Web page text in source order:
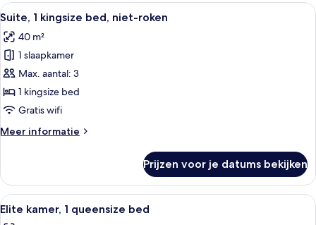
queensize
Alle
foto's
voor
Suite,
1
kingsize
bed,
roken
Een hotelkamer met een bank, een
9
Suite, 1 kingsize bed, niet-roken
40 m²
1 slaapkamer
Max. aantal: 3
1 kingsize bed
Gratis wifi
Meer informatie
Meer
1
kingsize
bed,
Prijzen voor je datums bekijken
Alle
foto's
Een hotelkamer met een groot bed,
7
Elite kamer, 1 queensize bed